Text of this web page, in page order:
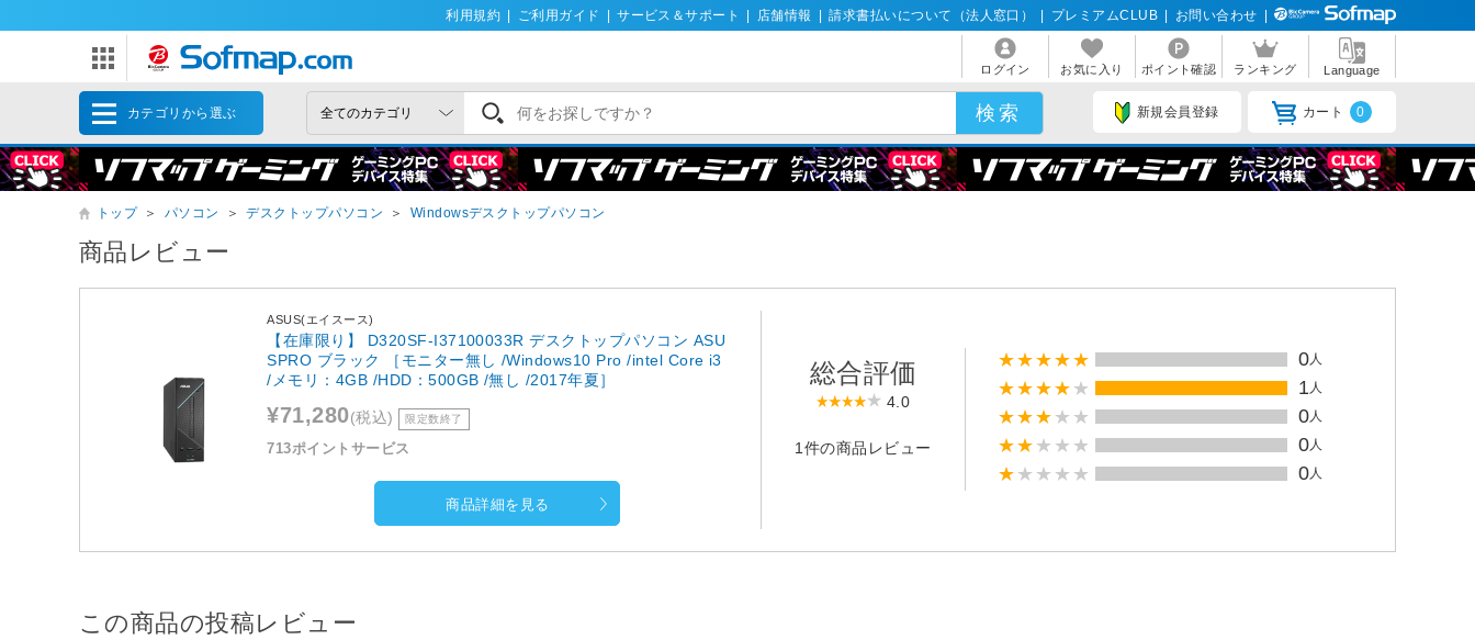
利用規約 ご利用ガイド サービス＆サポート 店舗情報 請求書払いについて（法人窓口） プレミアムCLUB お問い合わせ
ログイン お気に入り ポイント確認 ランキング Language
カテゴリから選ぶ 新規会員登録 カート 0
トップ ＞ パソコン ＞ デスクトップパソコン ＞ Windowsデスクトップパソコン
商品レビュー
ASUS(エイスース)
【在庫限り】 D320SF-I37100033R デスクトップパソコン ASU
SPRO ブラック ［モニター無し /Windows10 Pro /intel Core i3
/メモリ：4GB /HDD：500GB /無し /2017年夏］
¥71,280(税込) 限定数終了
713ポイントサービス
商品詳細を見る
総合評価
4.0
1件の商品レビュー
0人
1人
0人
0人
0人
この商品の投稿レビュー